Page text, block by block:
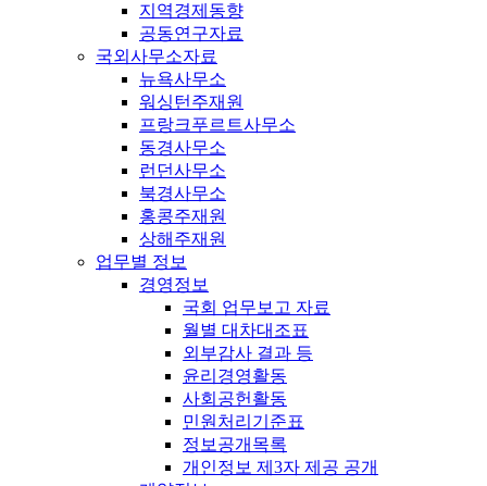
지역경제동향
공동연구자료
국외사무소자료
뉴욕사무소
워싱턴주재원
프랑크푸르트사무소
동경사무소
런던사무소
북경사무소
홍콩주재원
상해주재원
업무별 정보
경영정보
국회 업무보고 자료
월별 대차대조표
외부감사 결과 등
윤리경영활동
사회공헌활동
민원처리기준표
정보공개목록
개인정보 제3자 제공 공개